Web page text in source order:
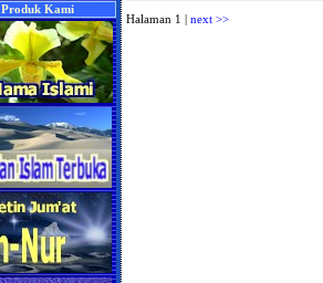
Produk Kami
Halaman 1 | next >>